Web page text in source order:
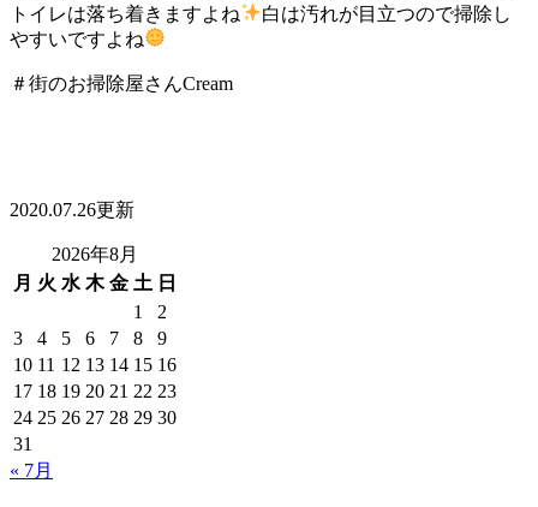
トイレは落ち着きますよね
白は汚れが目立つので掃除し
やすいですよね
＃街のお掃除屋さんCream
2020.07.26更新
2026年8月
月 火 水 木 金 土 日
1
2
3
4 5 6 7 8
9
10 11 12 13 14 15 16
17 18 19 20 21 22 23
24 25 26 27 28 29 30
31
« 7月